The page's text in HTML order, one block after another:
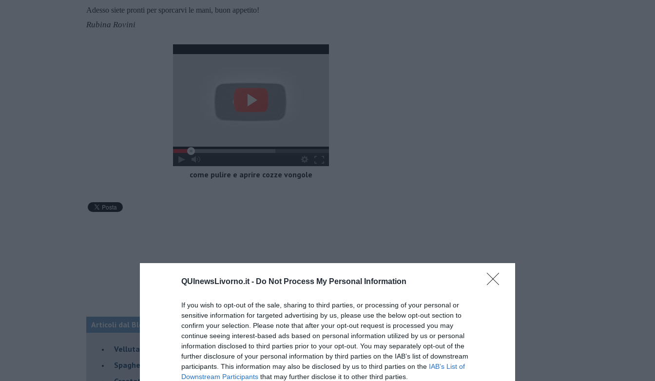
QUInewsLivorno.it - Do Not Process My Personal Information
If you wish to opt-out of the sale, sharing to third parties, or processing of your personal or
sensitive information for targeted advertising by us, please use the below opt-out section to
confirm your selection. Please note that after your opt-out request is processed you may
continue seeing interest-based ads based on personal information utilized by us or personal
information disclosed to third parties prior to your opt-out. You may separately opt-out of the
further disclosure of your personal information by third parties on the IAB’s list of downstream
participants. This information may also be disclosed by us to third parties on the IAB’s List of
Downstream Participants that may further disclose it to other third parties.
Adesso siete pronti per sporcarvi le mani, buon appetito!
Rubina Rovini
come pulire e aprire cozze vongole
Articoli dal Blog “Raccontare di Gusto” di Rubina Rovini
Vellutata di cime di rapa al cumino e latte di cocco
Spaghetti con crema di zucca e...